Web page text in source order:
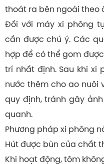
thoát ra bên ngoài theo
Đối với máy xi phông
cần được chú ý. Các
hợp để có thể gom
trí nhất định. Sau khi xi
nước thêm cho ao
quy định, tránh gây
quanh.
Phương pháp xi phông
Hút được bùn của chất
Khi hoạt động, tôm